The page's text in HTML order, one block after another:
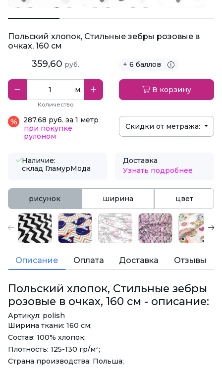
Польский хлопок, Стильные зебры розовые в
очках, 160 см
359,60 руб. + 6 баллов
м.
Количество
В корзину
287,68 руб. за 1 метр
при покупке
рулоном
Скидки от метража:
Наличие:
склад ГламурМода
Доставка
Узнать подробнее
рисунок ширина цвет
Описание Оплата Доставка Отзывы
Польский хлопок, Стильные зебры
розовые в очках, 160 см - описание:
Артикул: polish
Ширина ткани: 160 см;
Состав: 100% хлопок;
Плотность: 125-130 гр/м²;
Страна производства: Польша;